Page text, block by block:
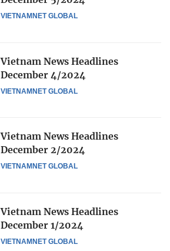
VIETNAMNET GLOBAL
VIETNAMNET GLOBAL
Vietnam News Headlines
December 4/2024
VIETNAMNET GLOBAL
Vietnam News Headlines
December 2/2024
VIETNAMNET GLOBAL
Vietnam News Headlines
December 1/2024